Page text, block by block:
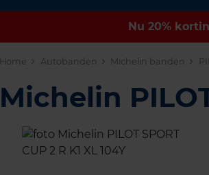
Nu 20%
Home Autobanden Michelin banden
Michelin